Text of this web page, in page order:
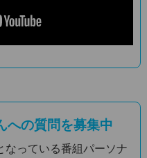
への質問を募集中
なっている番組パーソナ